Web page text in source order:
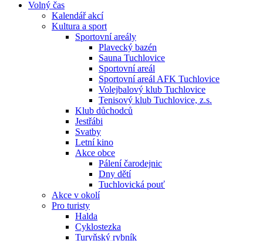
Volný čas
Kalendář akcí
Kultura a sport
Sportovní areály
Plavecký bazén
Sauna Tuchlovice
Sportovní areál
Sportovní areál AFK Tuchlovice
Volejbalový klub Tuchlovice
Tenisový klub Tuchlovice, z.s.
Klub důchodců
Jestřábi
Svatby
Letní kino
Akce obce
Pálení čarodejnic
Dny dětí
Tuchlovická pouť
Akce v okolí
Pro turisty
Halda
Cyklostezka
Turyňský rybník